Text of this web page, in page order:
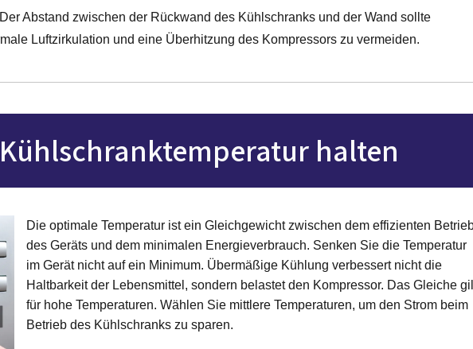
Der Abstand zwischen der Rückwand des Kühlschranks und der Wand sollte
Luftzirkulation und eine Überhitzung des Kompressors zu vermeiden.
halten
Die optimale Temperatur ist ein Gleichgewicht zwischen dem effizienten
des Geräts und dem minimalen Energieverbrauch. Senken Sie die Temperatur
im Gerät nicht auf ein Minimum. Übermäßige Kühlung verbessert nicht die
Haltbarkeit der Lebensmittel, sondern belastet den Kompressor. Das Gleiche
für hohe Temperaturen. Wählen Sie mittlere Temperaturen, um den Strom beim
Betrieb des Kühlschranks zu sparen.